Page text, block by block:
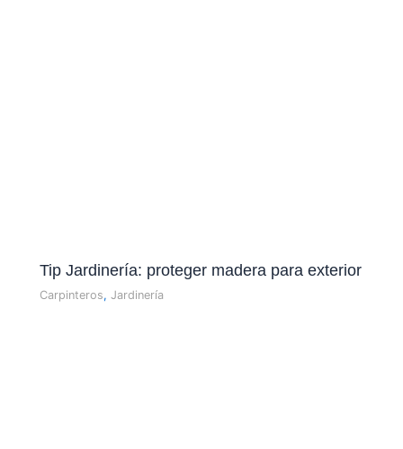
Tip Jardinerí­a: proteger madera para exterior
Carpinteros,Jardinería